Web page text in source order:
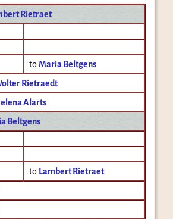
Rietraet
toMaria Beltgens
Rietraedt
Alarts
Beltgens
to Lambert Rietraet